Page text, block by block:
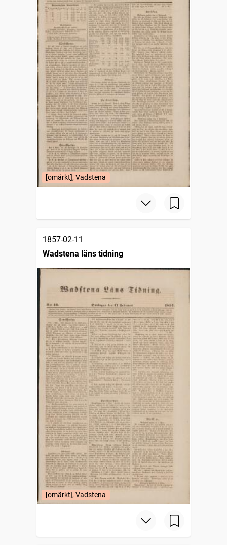
[omärkt], Vadstena
1857-02-11
Wadstena läns tidning
[omärkt], Vadstena